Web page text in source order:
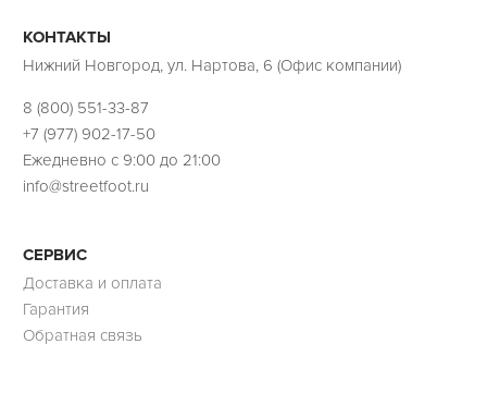
КОНТАКТЫ
Нижний Новгород, ул. Нартова, 6 (Офис компании)
8 (800) 551-33-87
+7 (977) 902-17-50
Ежедневно с 9:00 до 21:00
info@streetfoot.ru
СЕРВИС
Доставка и оплата
Гарантия
Обратная связь